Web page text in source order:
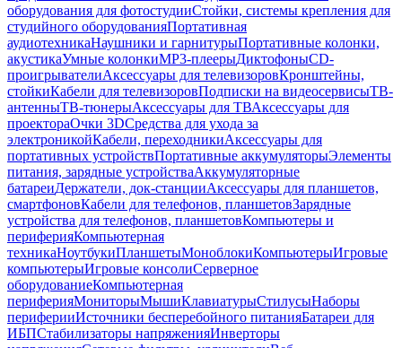
оборудования для фотостудииСтойки, системы крепления для
студийного оборудованияПортативная
аудиотехникаНаушники и гарнитурыПортативные колонки,
акустикаУмные колонкиMP3-плеерыДиктофоныCD-
проигрывателиАксессуары для телевизоровКронштейны,
стойкиКабели для телевизоровПодписки на видеосервисыТВ-
антенныТВ-тюнерыАксессуары для ТВАксессуары для
проектораОчки 3DСредства для ухода за
электроникойКабели, переходникиАксессуары для
портативных устройствПортативные аккумуляторыЭлементы
питания, зарядные устройстваАккумуляторные
батареиДержатели, док-станцииАксессуары для планшетов,
смартфоновКабели для телефонов, планшетовЗарядные
устройства для телефонов, планшетовКомпьютеры и
периферияКомпьютерная
техникаНоутбукиПланшетыМоноблокиКомпьютерыИгровые
компьютерыИгровые консолиСерверное
оборудованиеКомпьютерная
периферияМониторыМышиКлавиатурыСтилусыНаборы
периферииИсточники бесперебойного питанияБатареи для
ИБПСтабилизаторы напряженияИнверторы